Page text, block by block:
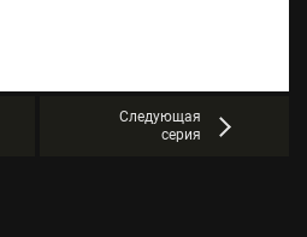
Следующая
серия